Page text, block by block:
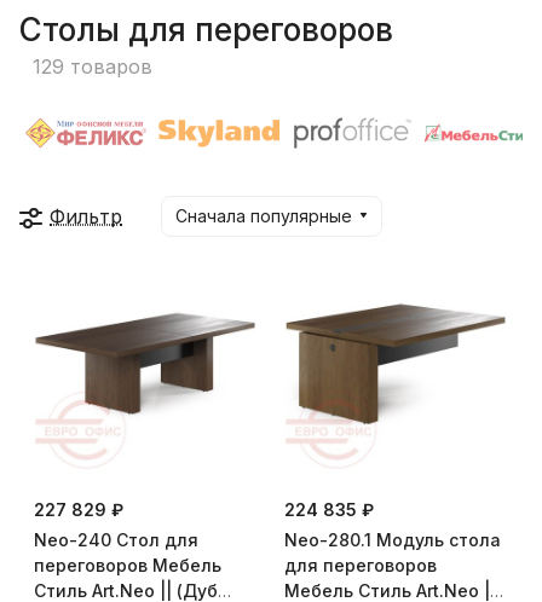
Столы для переговоров
129 товаров
Фильтр Сначала популярные
227 829 ₽
Neo-240 Стол для
переговоров Мебель
Стиль Art.Neo || (Дуб
224 835 ₽
Neo-280.1 Модуль стола
для переговоров
Мебель Стиль Art.Neo ||